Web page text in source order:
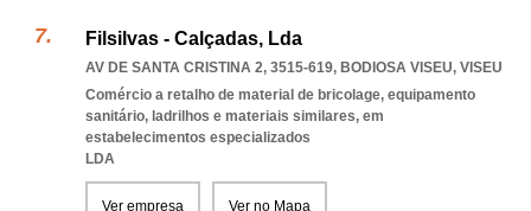
Filsilvas - Calçadas, Lda
AV DE SANTA CRISTINA 2, 3515-619, BODIOSA VISEU, VISEU
Comércio a retalho de material de bricolage, equipamento
sanitário, ladrilhos e materiais similares, em
estabelecimentos especializados
LDA
Ver empresa Ver no Mapa